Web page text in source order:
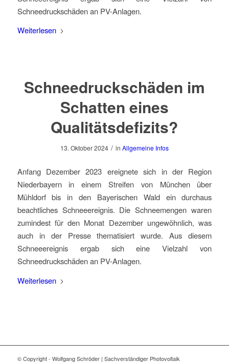
Schneedruckschäden an PV-Anlagen.
Weiterlesen
Schneedruckschäden im
Schatten eines
Qualitätsdefizits?
13. Oktober 2024 / in Allgemeine Infos
Anfang Dezember 2023 ereignete sich in der Region
Niederbayern in einem Streifen von München über
Mühldorf bis in den Bayerischen Wald ein durchaus
beachtliches Schneeereignis. Die Schneemengen waren
zumindest für den Monat Dezember ungewöhnlich, was
auch in der Presse thematisiert wurde. Aus diesem
Schneeereignis ergab sich eine Vielzahl von
Schneedruckschäden an PV-Anlagen.
Weiterlesen
© Copyright - Wolfgang Schröder | Sachverständiger Photovoltaik